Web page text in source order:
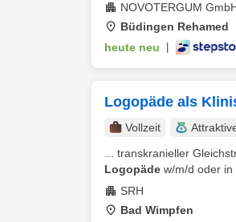
NOVOTERGUM
Büdingen Rehamed
heute neu
Logopäde als
Vollzeit
... transkranieller
Logopäde w/m/d oder in
SRH
Bad Wimpfen